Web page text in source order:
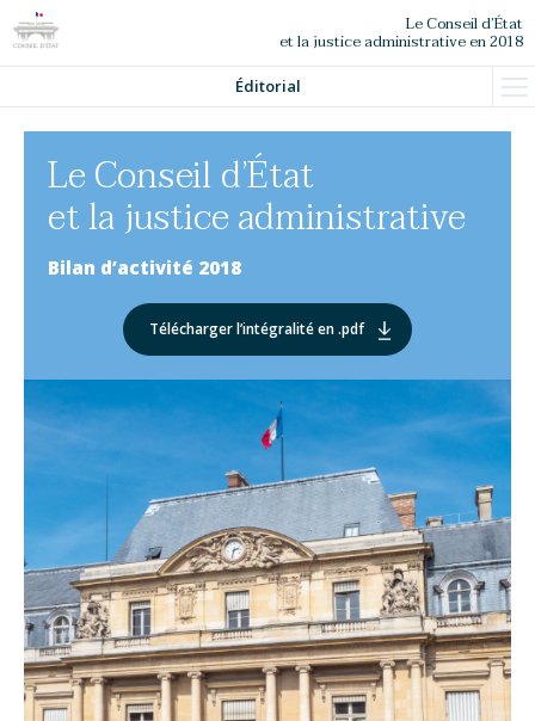
EN
Le Conseil d’État
et la justice administrative en 2018
Éditorial
Le Conseil d’État
et la justice administrative
Bilan d’activité 2018
Télécharger l’intégralitéen .pdf
ÉDITORIAL
Une année marquante pour la